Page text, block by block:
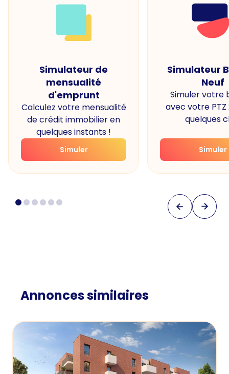
Simulateur de
mensualité
d'emprunt
Calculez votre mensualité
de crédit immobilier en
quelques instants !
Simuler
Simulateur
Neuf
Simuler votre
avec votre PTZ
quelques
Simuler
Annonces similaires